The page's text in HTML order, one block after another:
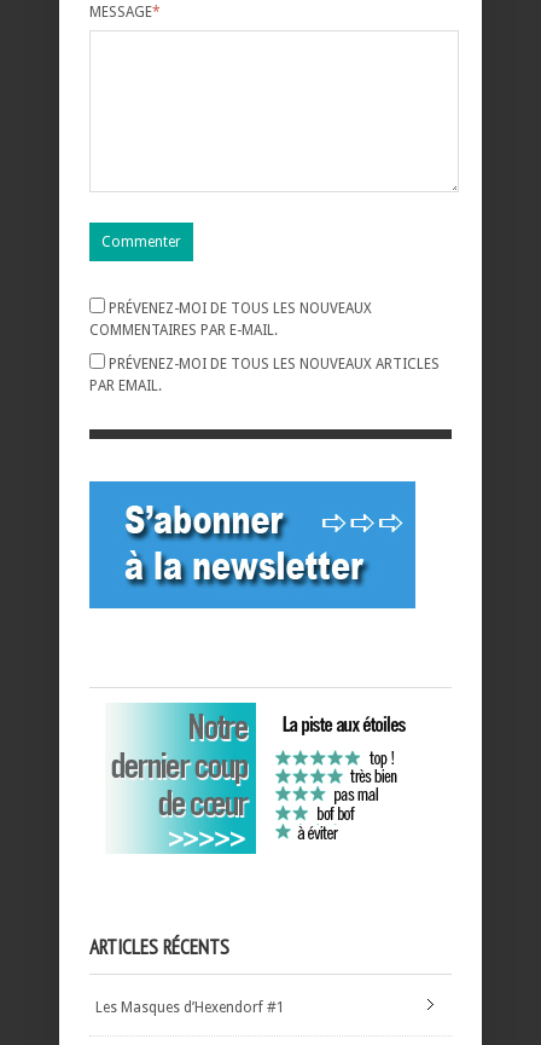
MESSAGE*
PRÉVENEZ-MOI DE TOUS LES NOUVEAUX
COMMENTAIRES PAR E-MAIL.
PRÉVENEZ-MOI DE TOUS LES NOUVEAUX ARTICLES
PAR EMAIL.
ARTICLES RÉCENTS
Les Masques d’Hexendorf #1